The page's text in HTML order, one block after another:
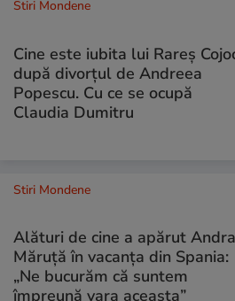
Stiri Mondene
Cine este iubita lui Rareș
după divorțul de Andreea
Popescu. Cu ce se ocupă
Claudia Dumitru
Stiri Mondene
Alături de cine a apărut Andra
Măruță în vacanța din Spania:
„Ne bucurăm că suntem
împreună vara aceasta”